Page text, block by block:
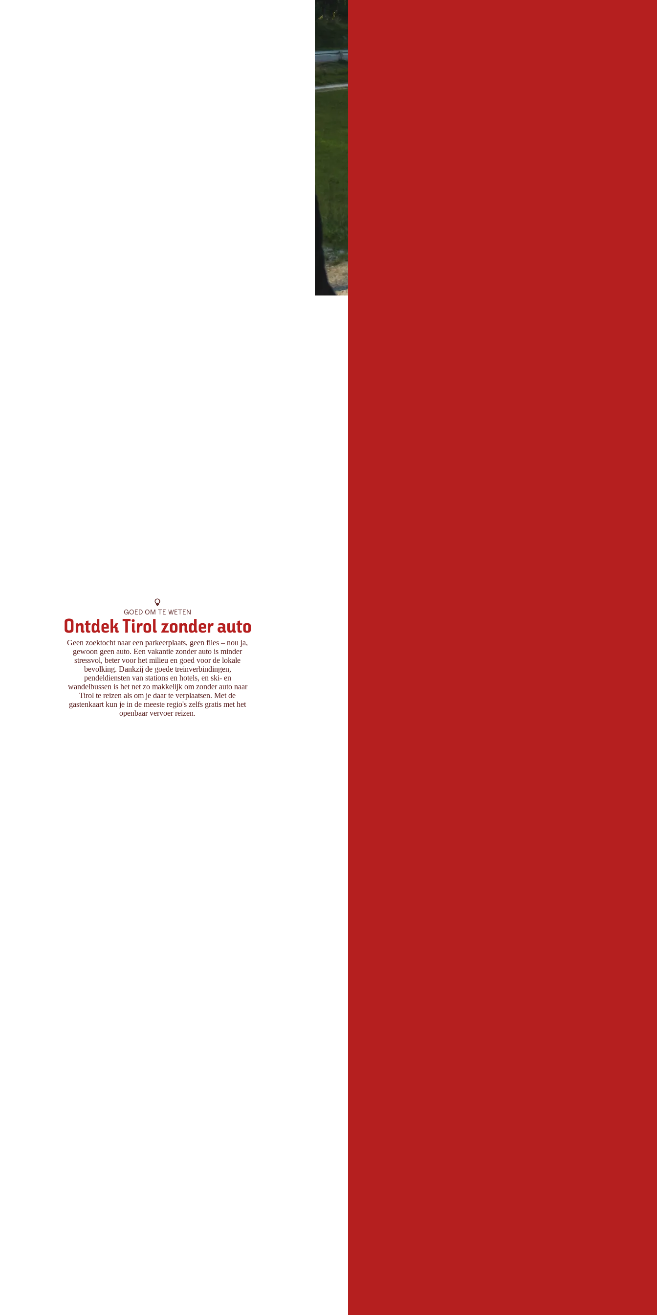
GOED OM TE WETEN
Ontdek Tirol zonder auto
Geen zoektocht naar een parkeerplaats, geen files – nou ja,
gewoon geen auto. Een vakantie zonder auto is minder
stressvol, beter voor het milieu en goed voor de lokale
bevolking. Dankzij de goede treinverbindingen,
pendeldiensten van stations en hotels, en ski- en
wandelbussen is het net zo makkelijk om zonder auto naar
Tirol te reizen als om je daar te verplaatsen. Met de
gastenkaart kun je in de meeste regio's zelfs gratis met het
openbaar vervoer reizen.